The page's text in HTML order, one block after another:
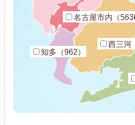
名古屋市内（
知多（962）
西三河